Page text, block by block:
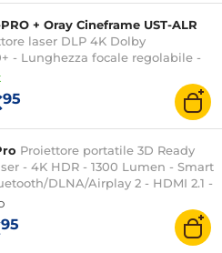
+ Oray Cineframe UST-ALR
laser DLP 4K Dolby
- Lunghezza focale regolabile -
Fi/Bluetooth/AirPlay2 - HDMI 2.1 -
2 x 10 Watt soundbar Dolby Atmos
Cineframe da 120" per proiettore
95
Proiettore portatile 3D Ready
- 4K HDR - 1300 Lumen - Smart
DLNA/Airplay 2 - HDMI 2.1 -
Audio
95